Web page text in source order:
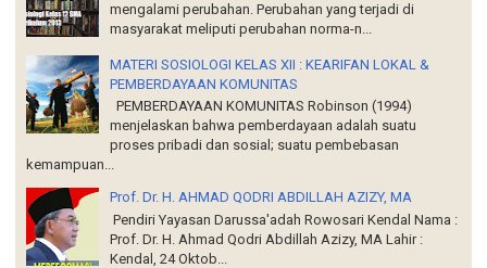
mengalami perubahan. Perubahan yang terjadi di
masyarakat meliputi perubahan norma-n...
MATERI SOSIOLOGI KELAS XII : KEARIFAN LOKAL &
PEMBERDAYAAN KOMUNITAS
PEMBERDAYAAN KOMUNITAS Robinson (1994)
menjelaskan bahwa pemberdayaan adalah suatu
proses pribadi dan sosial; suatu pembebasan
kemampuan...
Prof. Dr. H. AHMAD QODRI ABDILLAH AZIZY, MA
Pendiri Yayasan Darussa'adah Rowosari Kendal Nama :
Prof. Dr. H. Ahmad Qodri Abdillah Azizy, MA Lahir :
Kendal, 24 Oktob...